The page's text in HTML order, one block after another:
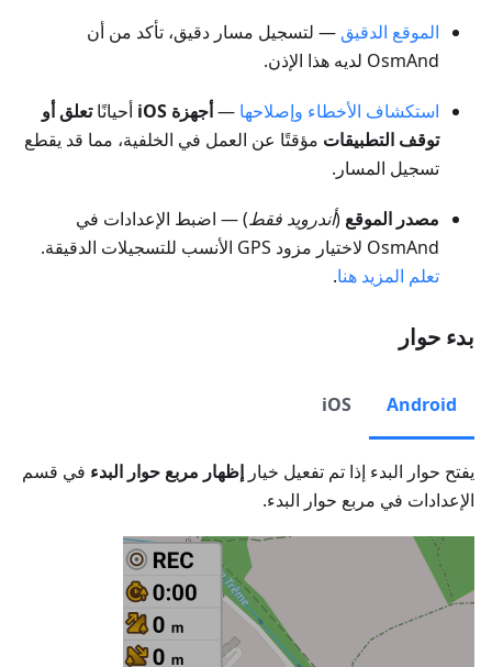
الموقع الدقيق — لتسجيل مسار دقيق، تأكد من أن
OsmAnd لديه هذا الإذن.
استكشاف الأخطاء وإصلاحها —أجهزة iOS أحيانًاتعلق أو
توقف التطبيقات مؤقتًا عن العمل في الخلفية، مما قد يقطع
تسجيل المسار.
مصدر الموقع (أندرويد فقط) — اضبط الإعدادات في
OsmAnd لاختيار مزود GPS الأنسب للتسجيلات الدقيقة.
تعلم المزيد هنا.
بدء حوار
Android
iOS
يفتح حوار البدء إذا تم تفعيل خيار إظهار مربع حوار البدء في قسم
الإعدادات في مربع حوار البدء.